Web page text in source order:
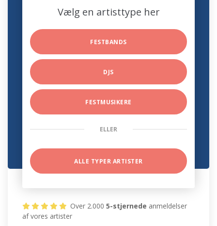
Vælg en artisttype her
FESTBANDS
DJS
FESTMUSIKERE
ELLER
ALLE TYPER ARTISTER
Over 2.0005-stjernede anmeldelser
af vores artister